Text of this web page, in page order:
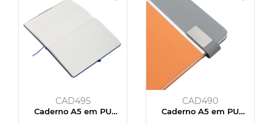
CAD495
Caderno A5 em PU
CAD490
Caderno A5 em PU